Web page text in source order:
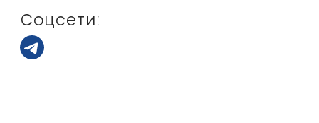
Соцсети: